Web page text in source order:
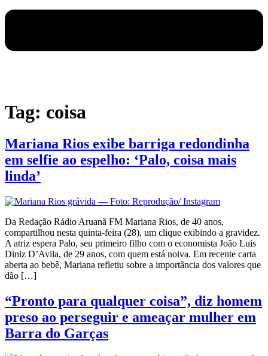
Tag: coisa
Mariana Rios exibe barriga redondinha
em selfie ao espelho: ‘Palo, coisa mais
linda’
Da Redação Rádio Aruanã FM Mariana Rios, de 40 anos,
compartilhou nesta quinta-feira (28), um clique exibindo a gravidez.
A atriz espera Palo, seu primeiro filho com o economista João Luis
Diniz D’Avila, de 29 anos, com quem está noiva. Em recente carta
aberta ao bebê, Mariana refletiu sobre a importância dos valores que
dão […]
“Pronto para qualquer coisa”, diz homem
preso ao perseguir e ameaçar mulher em
Barra do Garças